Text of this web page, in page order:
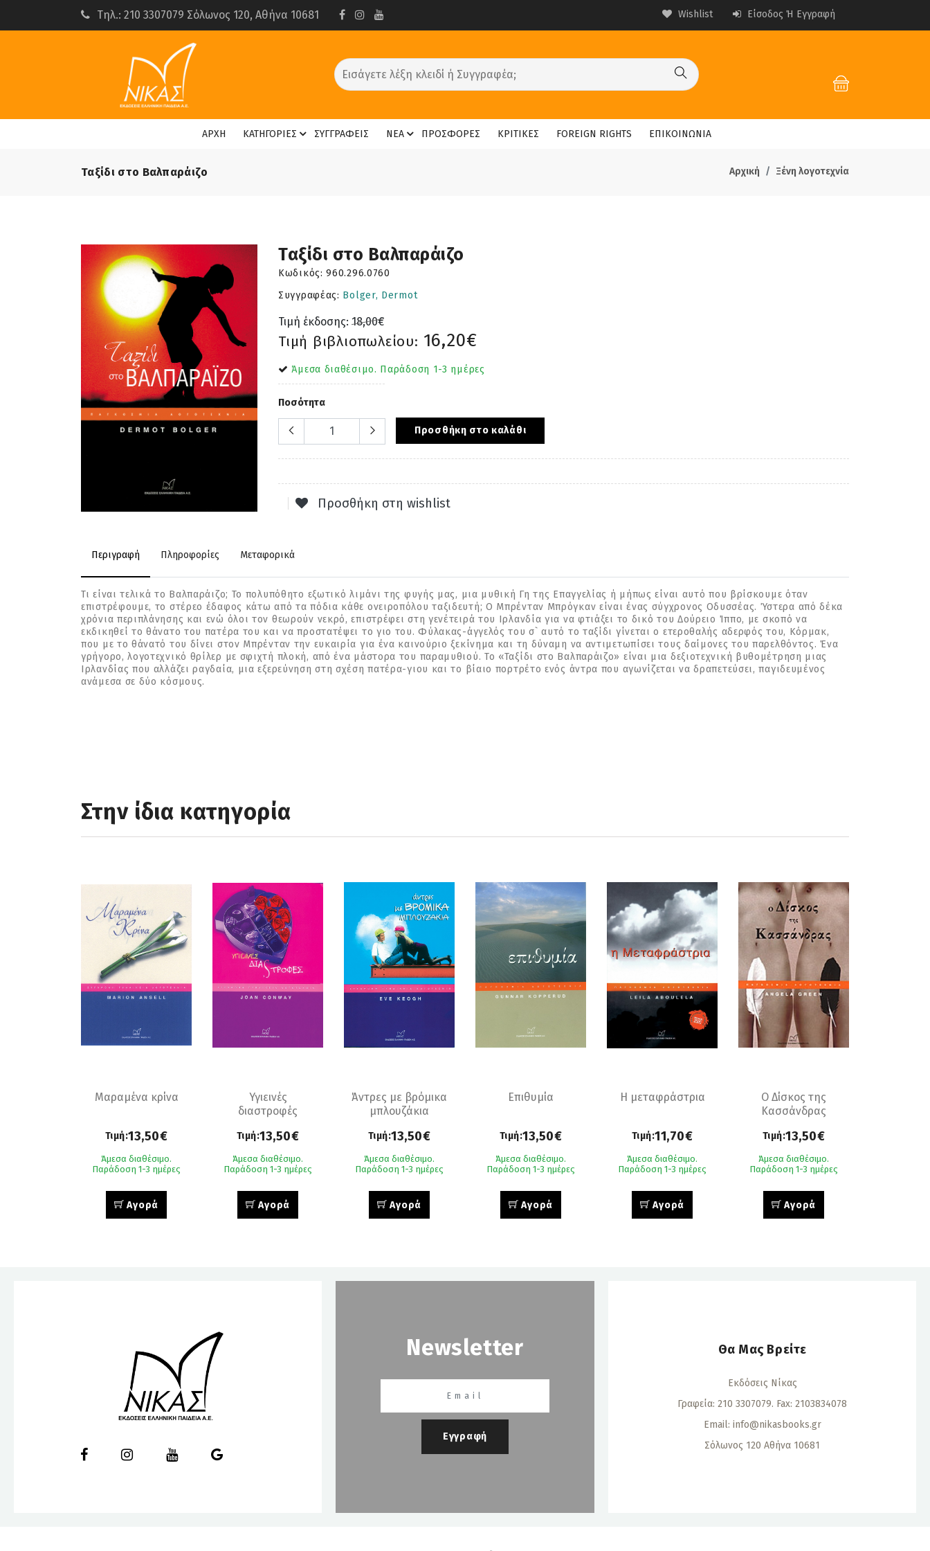
Τηλ.: 210 3307079 Σόλωνος 120, Αθήνα 10681 Wishlist Είσοδος Ή Εγγραφή
ΑΡΧΗ ΚΑΤΗΓΟΡΙΕΣ ΣΥΓΓΡΑΦΕΙΣ ΝΕΑ ΠΡΟΣΦΟΡΕΣ ΚΡΙΤΙΚΕΣ FOREIGN RIGHTS ΕΠΙΚΟΙΝΩΝΙΑ
Ταξίδι στο Βαλπαράιζο Αρχική Ξένη λογοτεχνία
Ταξίδι στο Βαλπαράιζο
Κωδικός:960.296.0760
Συγγραφέας: Bolger, Dermot
Τιμή έκδοσης: 18,00€
Τιμή βιβλιοπωλείου: 16,20€
Άμεσα διαθέσιμο. Παράδοση 1-3 ημέρες
Ποσότητα
Προσθήκη στο καλάθι
Προσθήκη στη wishlist
Περιγραφή Πληροφορίες Μεταφορικά
Τι είναι τελικά το Βαλπαράιζο; Το πολυπόθητο εξωτικό λιμάνι της φυγής μας, μια μυθική Γη της Επαγγελίας ή μήπως είναι αυτό που βρίσκουμε όταν
επιστρέφουμε, το στέρεο έδαφος κάτω από τα πόδια κάθε ονειροπόλου ταξιδευτή; Ο Μπρένταν Μπρόγκαν είναι ένας σύγχρονος Οδυσσέας. Ύστερα από δέκα
χρόνια περιπλάνησης και ενώ όλοι τον θεωρούν νεκρό, επιστρέφει στη γενέτειρά του Ιρλανδία για να φτιάξει το δικό του Δούρειο Ίππο, με σκοπό να
εκδικηθεί το θάνατο του πατέρα του και να προστατέψει το γιο του. Φύλακας-άγγελός του σ` αυτό το ταξίδι γίνεται ο ετεροθαλής αδερφός του, Κόρμακ,
που με το θάνατό του δίνει στον Μπρένταν την ευκαιρία για ένα καινούριο ξεκίνημα και τη δύναμη να αντιμετωπίσει τους δαίμονες του παρελθόντος. Ένα
γρήγορο, λογοτεχνικό θρίλερ με σφιχτή πλοκή, από ένα μάστορα του παραμυθιού. Το «Ταξίδι στο Βαλπαράιζο» είναι μια δεξιοτεχνική βυθομέτρηση μιας
Ιρλανδίας που αλλάζει ραγδαία, μια εξερεύνηση στη σχέση πατέρα-γιου και το βίαιο πορτρέτο ενός άντρα που αγωνίζεται να δραπετεύσει, παγιδευμένος
ανάμεσα σε δύο κόσμους.
Στην ίδια κατηγορία
Μαραμένα κρίνα
Τιμή:13,50€
Άμεσα διαθέσιμο.
Παράδοση 1-3 ημέρες
Αγορά
Υγιεινές
διαστροφές
Τιμή:13,50€
Άμεσα διαθέσιμο.
Παράδοση 1-3 ημέρες
Αγορά
Άντρες με βρόμικα
μπλουζάκια
Τιμή:13,50€
Άμεσα διαθέσιμο.
Παράδοση 1-3 ημέρες
Αγορά
Επιθυμία
Τιμή:13,50€
Άμεσα διαθέσιμο.
Παράδοση 1-3 ημέρες
Αγορά
Η μεταφράστρια
Τιμή:11,70€
Άμεσα διαθέσιμο.
Παράδοση 1-3 ημέρες
Αγορά
Ο Δίσκος της
Κασσάνδρας
Τιμή:13,50€
Άμεσα διαθέσιμο.
Παράδοση 1-3 ημέρες
Αγορά
Newsletter
Εγγραφή
Θα Μας Βρείτε
Εκδόσεις Νίκας
Γραφεία: 210 3307079. Fax: 2103834078
Email: info@nikasbooks.gr
Σόλωνος 120 Αθήνα 10681